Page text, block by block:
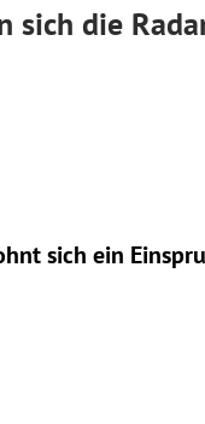
sich die
sich ein